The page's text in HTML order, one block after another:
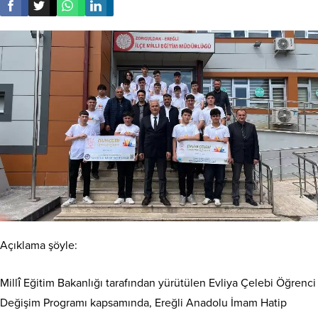
Açıklama şöyle:
Millî Eğitim Bakanlığı tarafından yürütülen Evliya Çelebi Öğrenci
Değişim Programı kapsamında, Ereğli Anadolu İmam Hatip